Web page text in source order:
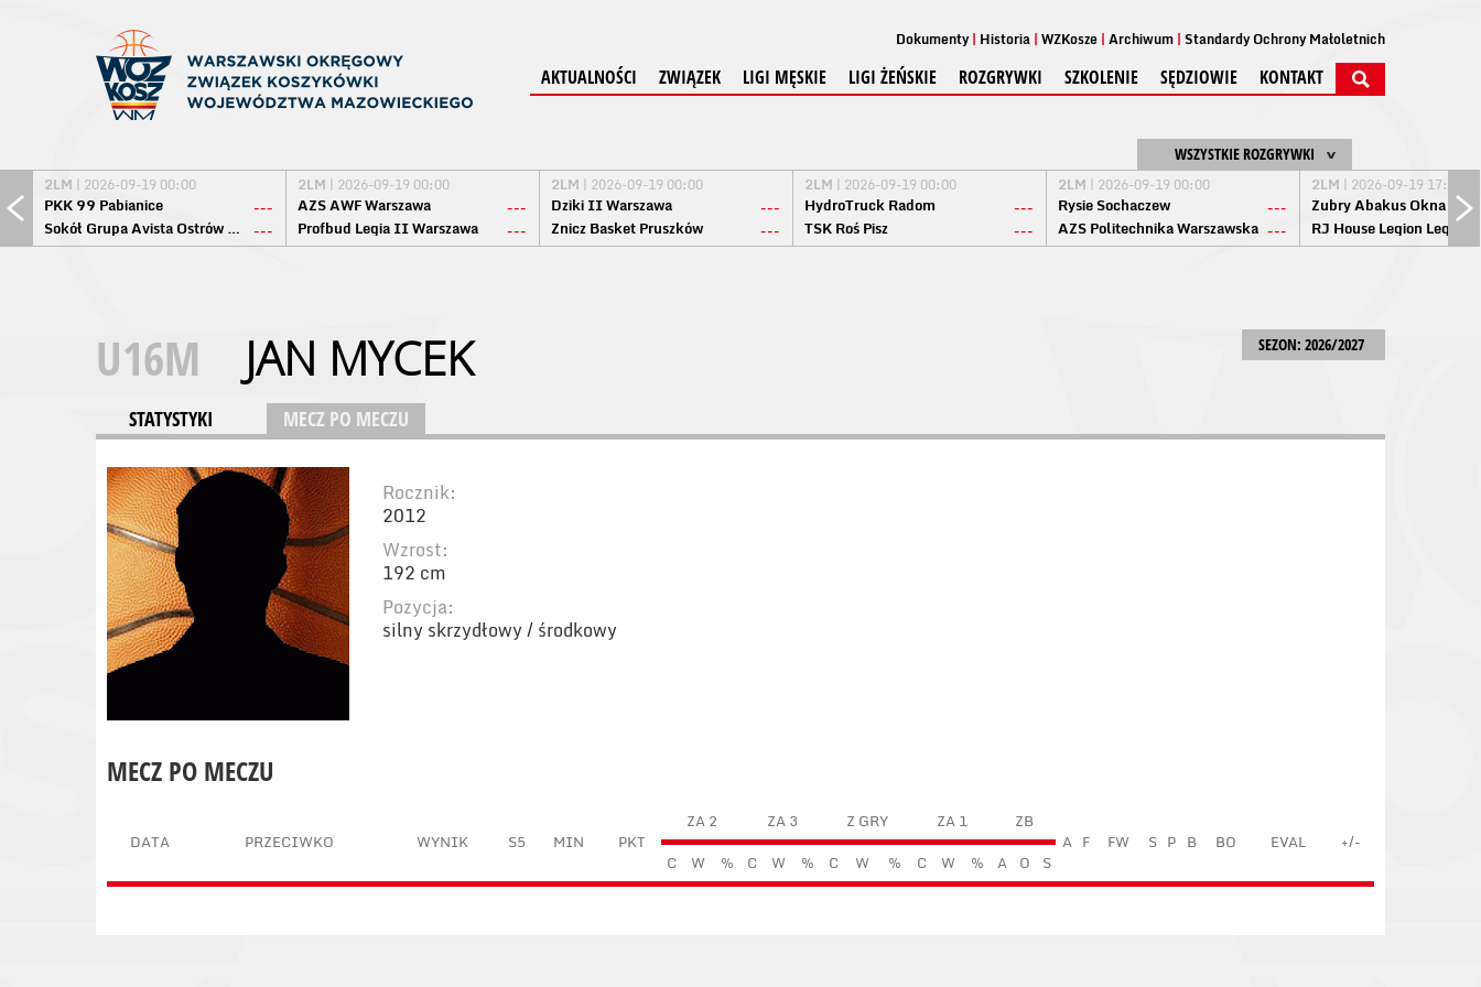
Dokumenty Historia WZKosze Archiwum Standardy Ochrony Małoletnich
AKTUALNOŚCI ZWIĄZEK LIGI MĘSKIE LIGI ŻEŃSKIE ROZGRYWKI SZKOLENIE SĘDZIOWIE KONTAKT
WSZYSTKIE ROZGRYWKI
2LM | 2026-09-19 00:00
PKK 99 Pabianice
---
Sokół Grupa Avista Ostrów Maz. ---
2LM | 2026-09-19 00:00
AZS AWF Warszawa
---
Profbud Legia II Warszawa
---
2LM | 2026-09-19 00:00
Dziki II Warszawa
---
Znicz Basket Pruszków
---
2LM | 2026-09-19 00:00
HydroTruck Radom
---
TSK Roś Pisz
---
2LM | 2026-09-19 00:00
Rysie Sochaczew
---
AZS Politechnika Warszawska ---
2LM | 2026-09-19 17:00
Żubry Abakus Okna
RJ House Legion
SEZON: 2026/2027
U16M JAN MYCEK
STATYSTYKI MECZ PO MECZU
Rocznik:
2012
Wzrost:
192 cm
Pozycja:
silny skrzydłowy / środkowy
MECZ PO MECZU
DATA PRZECIWKO WYNIK S5 MIN PKT
ZA 2 ZA 3 Z GRY ZA 1
ZB
A F FW S P B BO EVAL
+/-
C
W % C W % C W % C W % A O S